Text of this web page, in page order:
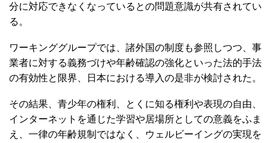
分に対応できなくなっているとの問題意識が共有されてい
る。
ワーキンググループでは、諸外国の制度も参照しつつ、事
業者に対する義務づけや年齢確認の強化といった法的手法
の有効性と限界、日本における導入の是非が検討された。
その結果、青少年の権利、とくに知る権利や表現の自由、
インターネットを通じた学習や居場所としての意義をふま
え、一律の年齢規制ではなく、ウェルビーイングの実現を